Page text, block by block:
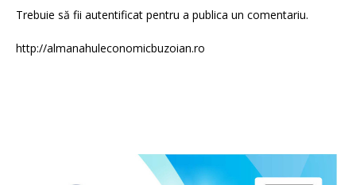
Trebuie să fii autentificat pentru a publica un comentariu.
http://almanahuleconomicbuzoian.ro